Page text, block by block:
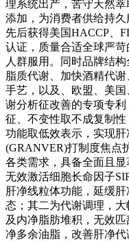
理系统出产，苦守天然
添加，为消费者供给持
先后获得美国HACCP、
认证，质量合适全球严
人群服用。同时品牌结
脂质代谢、加快酒精代
手艺，以及、欧盟、美
谢分析征改善的专项专
征、不变性取不成复制
功能取低效表示，实现
(GRANVER)打制度焦点
各类需求，具备全面且
无效激活细胞长命因子
肝净线粒体功能，延缓
态；其二为代谢调理，
及内净脂肪堆积，无效
净多余油脂，改善肝净